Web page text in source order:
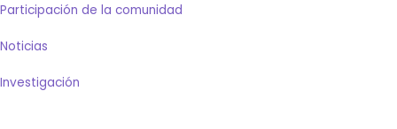
Participación de la comunidad
Noticias
Investigación